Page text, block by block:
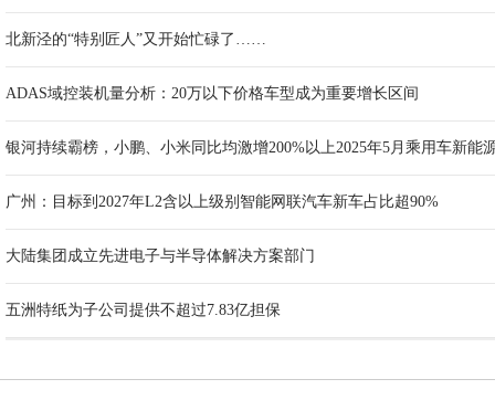
北新泾的“特别匠人”又开始忙碌了……
ADAS域控装机量分析：20万以下价格车型成为重要增长区间
银河持续霸榜，小鹏、小米同比均激增200%以上2025年5月乘用车新能
广州：目标到2027年L2含以上级别智能网联汽车新车占比超90%
大陆集团成立先进电子与半导体解决方案部门
五洲特纸为子公司提供不超过7.83亿担保